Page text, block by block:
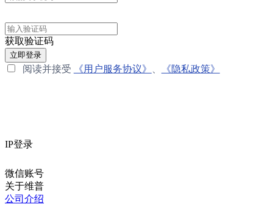
获取验证码
立即登录
阅读并接受 《用户服务协议》 《隐私政策》
IP登录
微信账号
关于维普
公司介绍